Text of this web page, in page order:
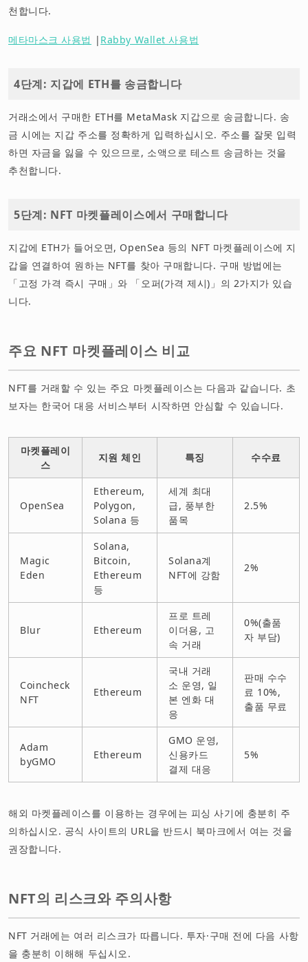
천합니다.
메타마스크 사용법 | Rabby Wallet 사용법
4단계: 지갑에 ETH를 송금합니다
거래소에서 구매한 ETH를 MetaMask 지갑으로 송금합니다. 송
금 시에는 지갑 주소를 정확하게 입력하십시오. 주소를 잘못 입력
하면 자금을 잃을 수 있으므로, 소액으로 테스트 송금하는 것을
추천합니다.
5단계: NFT 마켓플레이스에서 구매합니다
지갑에 ETH가 들어오면, OpenSea 등의 NFT 마켓플레이스에 지
갑을 연결하여 원하는 NFT를 찾아 구매합니다. 구매 방법에는
「고정 가격 즉시 구매」와 「오퍼(가격 제시)」의 2가지가 있습
니다.
주요 NFT 마켓플레이스 비교
NFT를 거래할 수 있는 주요 마켓플레이스는 다음과 같습니다. 초
보자는 한국어 대응 서비스부터 시작하면 안심할 수 있습니다.
마켓플레이
스
지원 체인 특징 수수료
OpenSea
Ethereum,
Polygon,
Solana 등
세계 최대
급, 풍부한
품목
2.5%
Magic
Eden
Solana,
Bitcoin,
Ethereum
등
Solana계
NFT에 강함
2%
Blur Ethereum
프로 트레
이더용, 고
속 거래
0%(출품
자 부담)
Coincheck
NFT
Ethereum
국내 거래
소 운영, 일
본 엔화 대
응
판매 수수
료 10%,
출품 무료
Adam
byGMO
Ethereum
GMO 운영,
신용카드
결제 대응
5%
해외 마켓플레이스를 이용하는 경우에는 피싱 사기에 충분히 주
의하십시오. 공식 사이트의 URL을 반드시 북마크에서 여는 것을
권장합니다.
NFT의 리스크와 주의사항
NFT 거래에는 여러 리스크가 따릅니다. 투자·구매 전에 다음 사항
을 충분히 이해해 두십시오.